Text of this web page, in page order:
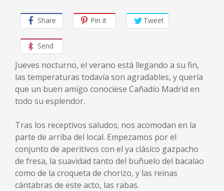
Share Pin it Tweet
Send
Jueves nocturno, el verano está llegando a su fin,
las temperaturas todavía son agradables, y quería
que un buen amigo conociese Cañadío Madrid en
todo su esplendor.
Tras los receptivos saludos; nos acomodan en la
parte de arriba del local. Empezamos por el
conjunto de aperitivos con el ya clásico gazpacho
de fresa, la suavidad tanto del buñuelo del bacalao
como de la croqueta de chorizo, y las reinas
cántabras de este acto, las rabas.